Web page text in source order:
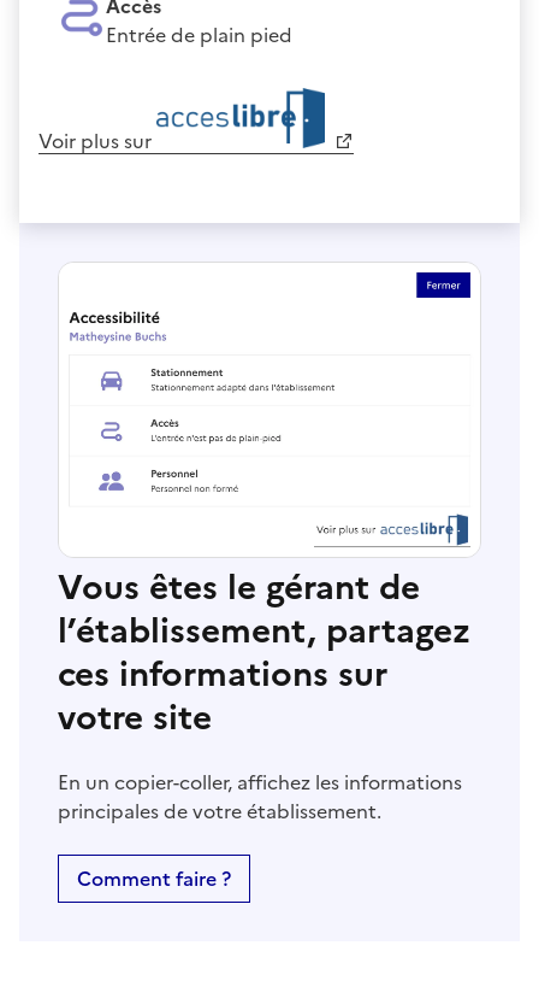
Entrée de plain pied
Voir plus sur
Vous êtes le gérant de
l’établissement, partagez
ces informations sur
votre site
En un copier-coller, affichez les informations
principales de votre établissement.
Comment faire ?